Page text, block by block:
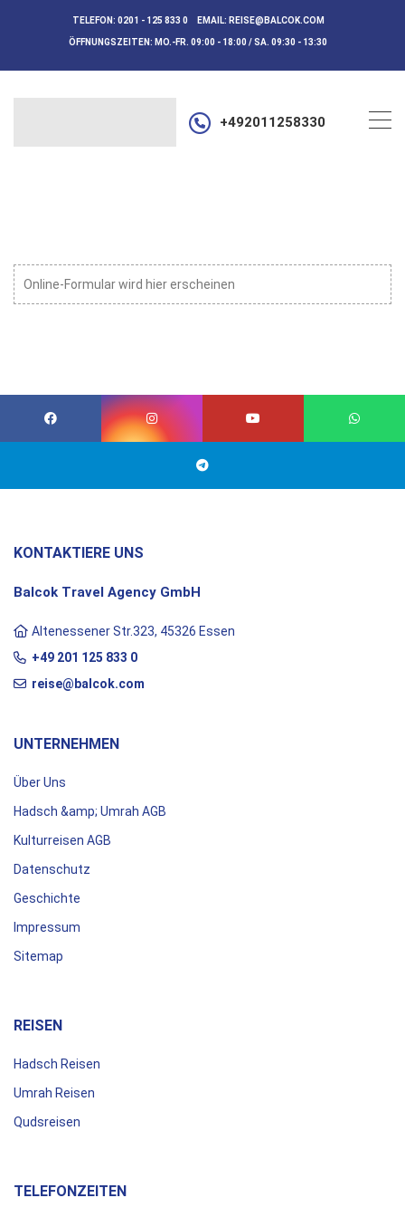
TELEFON: 0201 - 125 833 0 EMAIL: REISE@BALCOK.COM
ÖFFNUNGSZEITEN: MO.-FR. 09:00 - 18:00 / SA. 09:30 - 13:30
+492011258330
Online-Formular wird hier erscheinen
KONTAKTIERE UNS
Balcok Travel Agency GmbH
Altenessener Str.323, 45326 Essen
+49 201 125 833 0
reise@balcok.com
UNTERNEHMEN
Über Uns
Hadsch &amp; Umrah AGB
Kulturreisen AGB
Datenschutz
Geschichte
Impressum
Sitemap
REISEN
Hadsch Reisen
Umrah Reisen
Qudsreisen
TELEFONZEITEN